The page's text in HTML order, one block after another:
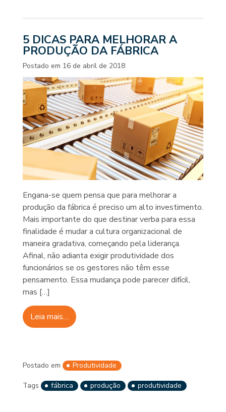
5 DICAS PARA MELHORAR A
PRODUÇÃO DA FÁBRICA
Postado em 16 de abril de 2018
Engana-se quem pensa que para melhorar a
produção da fábrica é preciso um alto investimento.
Mais importante do que destinar verba para essa
finalidade é mudar a cultura organizacional de
maneira gradativa, começando pela liderança.
Afinal, não adianta exigir produtividade dos
funcionários se os gestores não têm esse
pensamento. Essa mudança pode parecer difícil,
mas […]
Leia mais…
Postado em Produtividade
Tags fábrica produção produtividade